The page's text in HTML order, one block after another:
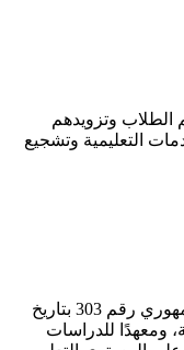
الطلاب وتزويدهم
التعليمية وتشجيع
تأسست جامعة دمنهور بمقتضى القرار الجمهوري رقم 303 بتاريخ
هذا وتضم الجامعة عدد 12 كلية، ومعهدًا للدراسات